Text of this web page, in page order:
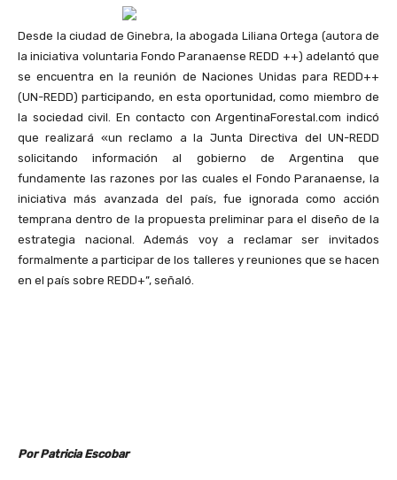
Desde la ciudad de Ginebra, la abogada Liliana Ortega (autora de
la iniciativa voluntaria Fondo Paranaense REDD ++) adelantó que
se encuentra en la reunión de Naciones Unidas para REDD++
(UN-REDD) participando, en esta oportunidad, como miembro de
la sociedad civil. En contacto con ArgentinaForestal.com indicó
que realizará «un reclamo a la Junta Directiva del UN-REDD
solicitando información al gobierno de Argentina que
fundamente las razones por las cuales el Fondo Paranaense, la
iniciativa más avanzada del país, fue ignorada como acción
temprana dentro de la propuesta preliminar para el diseño de la
estrategia nacional. Además voy a reclamar ser invitados
formalmente a participar de los talleres y reuniones que se hacen
en el país sobre REDD+”, señaló.
Por Patricia Escobar